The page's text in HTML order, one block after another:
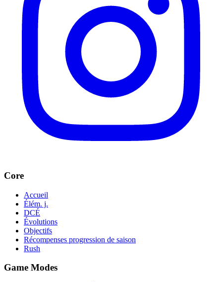
Core
Accueil
Élém. j.
DCÉ
Évolutions
Objectifs
Récompenses progression de saison
Rush
Game Modes